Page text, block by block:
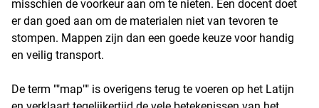
misschien de voorkeur aan om te nieten. Een docent doet
er dan goed aan om de materialen niet van tevoren te
stompen. Mappen zijn dan een goede keuze voor handig
en veilig transport.
De term ""map"" is overigens terug te voeren op het Latijn